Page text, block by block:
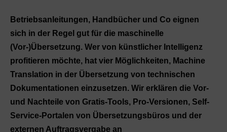
Betriebsanleitungen, Handbücher und Co eignen
sich in der Regel gut für die maschinelle
(Vor-)Übersetzung. Wer von künstlicher Intelligenz
profitieren möchte, hat vier Möglichkeiten, Machine
Translation in der Übersetzung von technischen
Dokumentationen einzusetzen. Wir erklären die Vor-
und Nachteile von Gratis-Tools, Pro-Versionen, Self-
Service-Portalen von Übersetzungsbüros und der
externen Auftragsvergabe an